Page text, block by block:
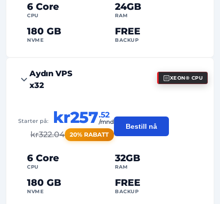
Dedikert
6 Core
CPU
24GB
RAM
180 GB
NVME
FREE
BACKUP
99%
2Sikkerhetskopieringspunkter
24/7Ekspertstøtte
Dedikert
Aydın VPS
x32
XEON® CPU
6 Core
CPU
32GB
RAM
180 GB
NVME
FREE
BACKUP
Starter på: kr257.52
/mnd
kr322.04 20% RABATT
Bestill nå